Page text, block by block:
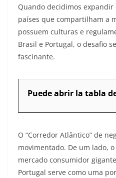
Quando decidimos
países que compartilham a
possuem culturas e
Brasil e Portugal, o desafio
fascinante.
Puede abrir la tabla
O “Corredor Atlântico” de
movimentado. De um lado,
mercado consumidor
Portugal serve como uma